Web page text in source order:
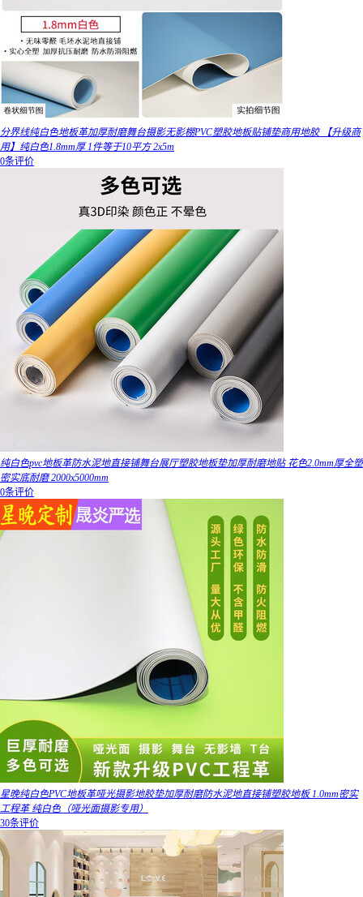
分界线纯白色地板革加厚耐磨舞台摄影无影棚PVC塑胶地板贴铺垫商用地胶 【升级商
用】纯白色1.8mm厚 1件等于10平方 2x5m
0条评价
纯白色pvc地板革防水泥地直接铺舞台展厅塑胶地板垫加厚耐磨地贴 花色2.0mm厚全塑
密实底耐磨 2000x5000mm
0条评价
星晚纯白色PVC地板革哑光摄影地胶垫加厚耐磨防水泥地直接铺塑胶地板 1.0mm密实
工程革 纯白色（哑光面摄影专用）
30条评价